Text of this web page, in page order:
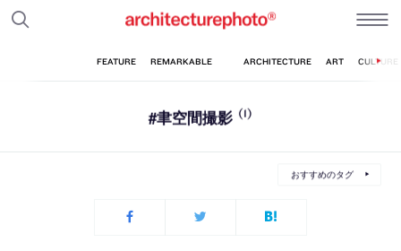
#聿空間撮影 (1)
おすすめのタグ